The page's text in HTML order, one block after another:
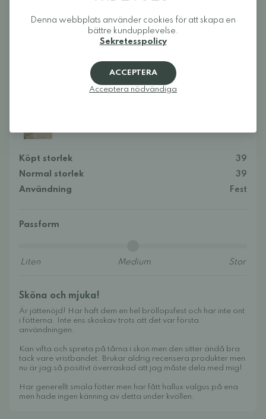
16.05.2026 (5)
Rekommenderar produkten
Köpt storlek
39
Normal storlek
39
Användning
Fest
Passform
Sköna och mjuka!
Är jättenöjd! Har haft dem en hel bröllopsfest och har inte ont
i fötterna. Inte ens skoskav trots att det var första
användningen.
Kan vifta och spreta på tårna i skon men den sitter ändå bra
tack vare vristbandet. Brukar aldrig recensera produkter men
nu är jag så positivt överraskad att jag måste dela med mig!
Har generellt smala fötter men har fått hallux valgus på ena
men hade ingen känning av detta under kvöllen.
Denna webbplats använder cookies för att skapa en
bättre kundupplevelse.
Sekretesspolicy
ACCEPTERA
Acceptera nödvändiga